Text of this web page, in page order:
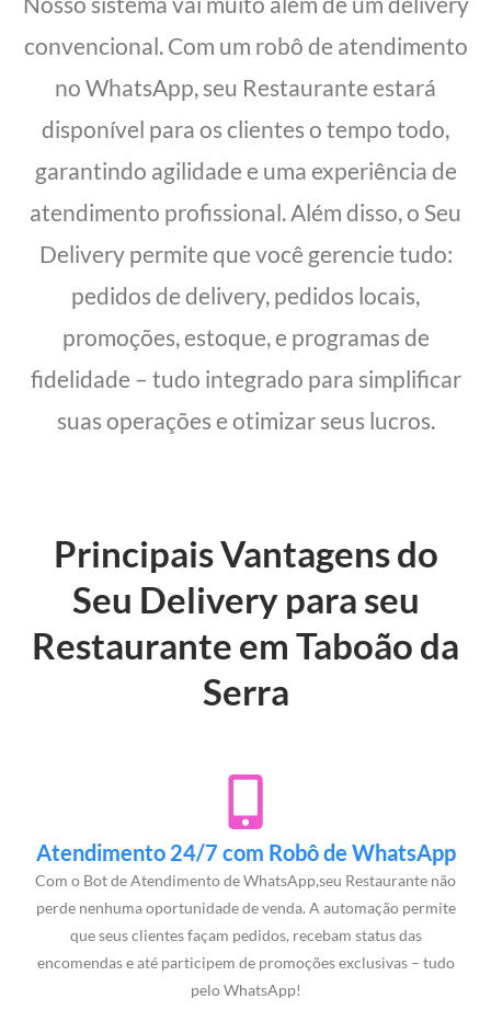
convencional. Com um robô de atendimento
no WhatsApp, seu Restaurante estará
disponível para os clientes o tempo todo,
garantindo agilidade e uma experiência de
atendimento profissional. Além disso, o Seu
Delivery permite que você gerencie tudo:
pedidos de delivery, pedidos locais,
promoções, estoque, e programas de
fidelidade – tudo integrado para simplificar
suas operações e otimizar seus lucros.
Principais Vantagens do
Seu Delivery para seu
Restaurante em Taboão da
Serra
Atendimento 24/7 com Robô de WhatsApp
Com o Bot de Atendimento de WhatsApp,seu Restaurante não
perde nenhuma oportunidade de venda. A automação permite
que seus clientes façam pedidos, recebam status das
encomendas e até participem de promoções exclusivas – tudo
pelo WhatsApp!